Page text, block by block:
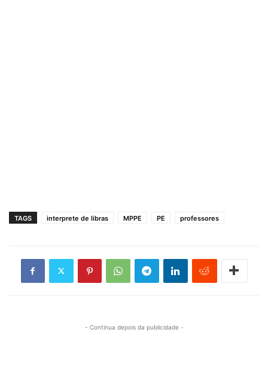
TAGS interprete de libras MPPE PE professores
- Continua depois da publicidade -